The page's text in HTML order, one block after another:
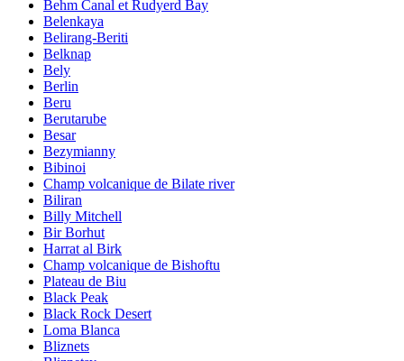
Behm Canal et Rudyerd Bay
Belenkaya
Belirang-Beriti
Belknap
Bely
Berlin
Beru
Berutarube
Besar
Bezymianny
Bibinoi
Champ volcanique de Bilate river
Biliran
Billy Mitchell
Bir Borhut
Harrat al Birk
Champ volcanique de Bishoftu
Plateau de Biu
Black Peak
Black Rock Desert
Loma Blanca
Bliznets